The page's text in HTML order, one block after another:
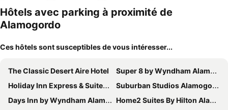
Hôtels avec parking à proximité de
Alamogordo
Ces hôtels sont susceptibles de vous intéresser...
The Classic Desert Aire Hotel
Super 8 by Wyndham Alamogordo
Holiday Inn Express & Suites Alamogordo By Ihg
Suburban Studios Alamogordo
Days Inn by Wyndham Alamogordo
Home2 Suites By Hilton Alamogordo White Sands